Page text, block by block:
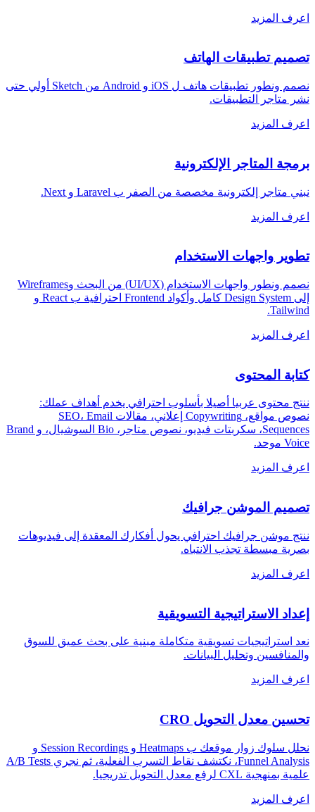
اعرف المزيد
تصميم تطبيقات الهاتف
نصمم ونطور تطبيقات هاتف ل iOS و Android من Sketch أولي حتى
نشر متاجر التطبيقات.
اعرف المزيد
برمجة المتاجر الإلكترونية
نبني متاجر إلكترونية مخصصة من الصفر ب Laravel و Next .
اعرف المزيد
تطوير واجهات الاستخدام
نصمم ونطور واجهات الاستخدام (UI/UX) من البحث وWireframes
إلى Design System كامل وأكواد Frontend احترافية ب React و
Tailwind
.
اعرف المزيد
كتابة المحتوى
ننتج محتوى عربيا أصيلا بأسلوب احترافي يخدم أهداف عملك:
نصوص مواقع، Copywriting إعلاني، مقالات SEO، Email
Sequences، سكربتات فيديو، نصوص متاجر، Bio السوشيال، و Brand
Voice موحد
.
اعرف المزيد
تصميم الموشن جرافيك
ننتج موشن جرافيك احترافي يحول أفكارك المعقدة إلى فيديوهات
بصرية مبسطة تجذب الانتباه.
اعرف المزيد
إعداد الاستراتيجية التسويقية
نعد استراتيجيات تسويقية متكاملة مبنية على بحث عميق للسوق
والمنافسين وتحليل البيانات.
اعرف المزيد
تحسين معدل التحويل CRO
نحلل سلوك زوار موقعك ب Heatmaps و Session Recordings و
Funnel Analysis، نكتشف نقاط التسرب الفعلية، ثم نجري A/B Tests
علمية بمنهجية CXL لرفع معدل التحويل تدريجيا
.
اعرف المزيد